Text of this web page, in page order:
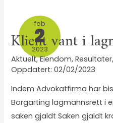
feb
2
2023
Klient vant i
Aktuelt, Eiendom, Resultater,
02/02/2023
Indem Advokatfirma har
Borgarting lagmannsrett i
saken gjaldt Saken gjaldt